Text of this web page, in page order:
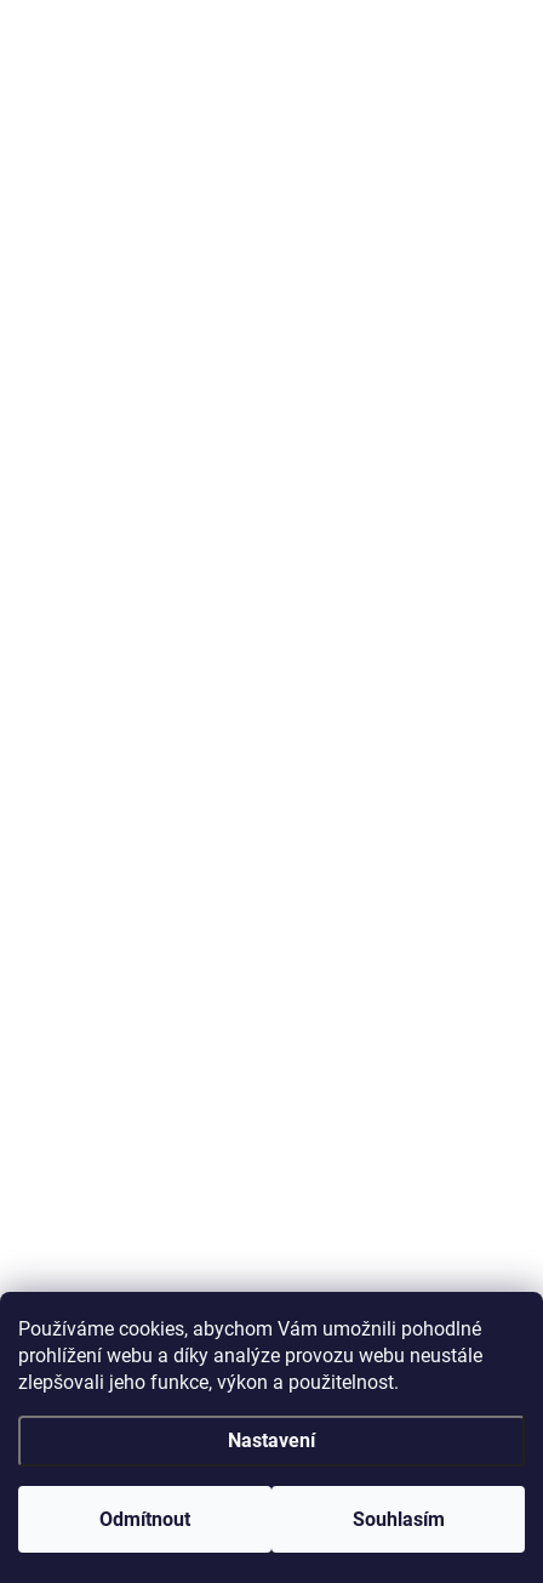
Používáme cookies, abychom Vám umožnili pohodlné
prohlížení webu a díky analýze provozu webu neustále
zlepšovali jeho funkce, výkon a použitelnost.
Nastavení
Odmítnout Souhlasím